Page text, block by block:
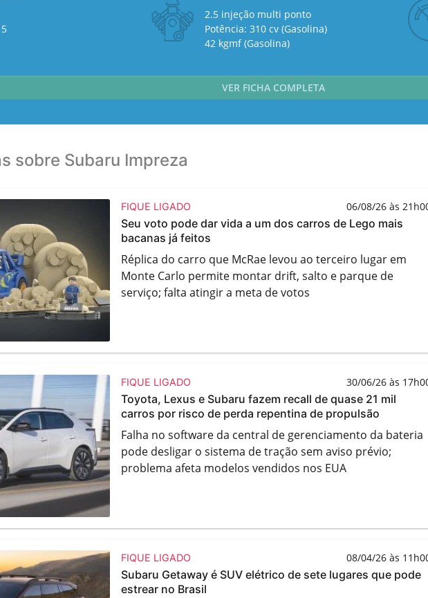
2.5 injeção multi ponto
Potência: 310 cv (Gasolina)
42 kgmf (Gasolina)
VER FICHA COMPLETA
sobre Subaru Impreza
FIQUE LIGADO 06/08/26 às
Seu voto pode dar vida a um dos carros de Lego mais
bacanas já feitos
Réplica do carro que McRae levou ao terceiro lugar em
Monte Carlo permite montar drift, salto e parque de
serviço; falta atingir a meta de votos
FIQUE LIGADO 30/06/26 às
Toyota, Lexus e Subaru fazem recall de quase 21 mil
carros por risco de perda repentina de propulsão
Falha no software da central de gerenciamento da bateria
pode desligar o sistema de tração sem aviso prévio;
problema afeta modelos vendidos nos EUA
FIQUE LIGADO 08/04/26 às
Subaru Getaway é SUV elétrico de sete lugares que pode
estrear no Brasil